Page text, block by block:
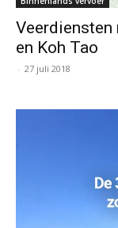
Veerdiensten
en Koh Tao
- 27 juli 2018